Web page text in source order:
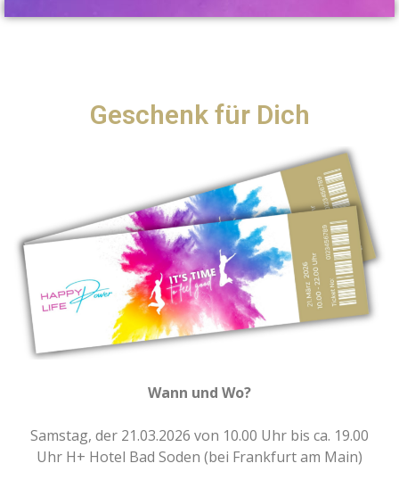
Geschenk für Dich
Wann und Wo?
Samstag, der 21.03.2026 von 10.00 Uhr bis ca. 19.00
Uhr H+ Hotel Bad Soden (bei Frankfurt am Main)